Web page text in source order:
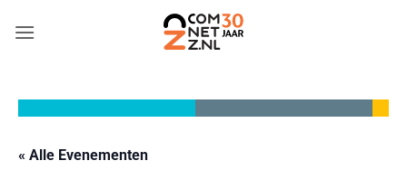
naar
« Alle Evenementen